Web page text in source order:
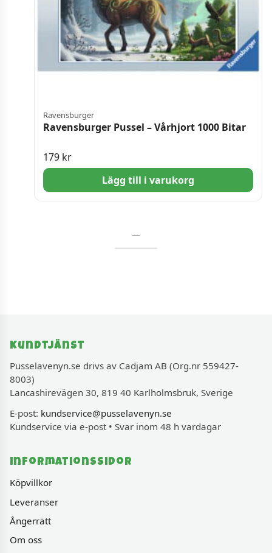
Ravensburger
Ravensburger Pussel – Vårhjort 1000 Bitar
179 kr
Lägg till i varukorg
—
Kundtjänst
Pusselavenyn.se drivs av Cadjam AB (Org.nr 559427-
8003)
Lancashirevägen 30, 819 40 Karlholmsbruk, Sverige
E-post: kundservice@pusselavenyn.se
Kundservice via e-post • Svar inom 48 h vardagar
Informationssidor
Köpvillkor
Leveranser
Ångerrätt
Om oss